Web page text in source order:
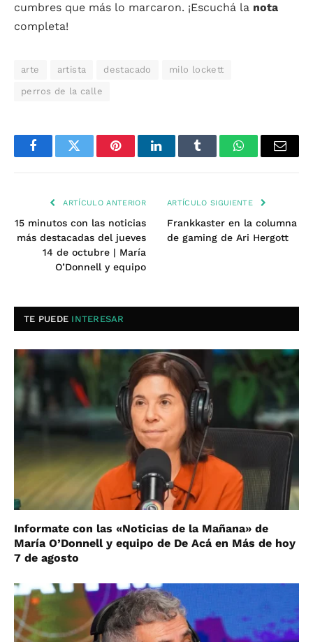
cumbres que más lo marcaron. ¡Escuchá la nota
completa!
arte artista destacado milo lockett
perros de la calle
FacebookTwitter PinterestLinkedInTumblr WhatsAppEmail
ARTÍCULO ANTERIOR
15 minutos con las noticias
más destacadas del jueves
14 de octubre | María
O’Donnell y equipo
ARTÍCULO SIGUIENTE
Frankkaster en la columna
de gaming de Ari Hergott
TE PUEDE INTERESAR
Informate con las «Noticias de la Mañana» de
María O’Donnell y equipo de De Acá en Más de hoy
7 de agosto